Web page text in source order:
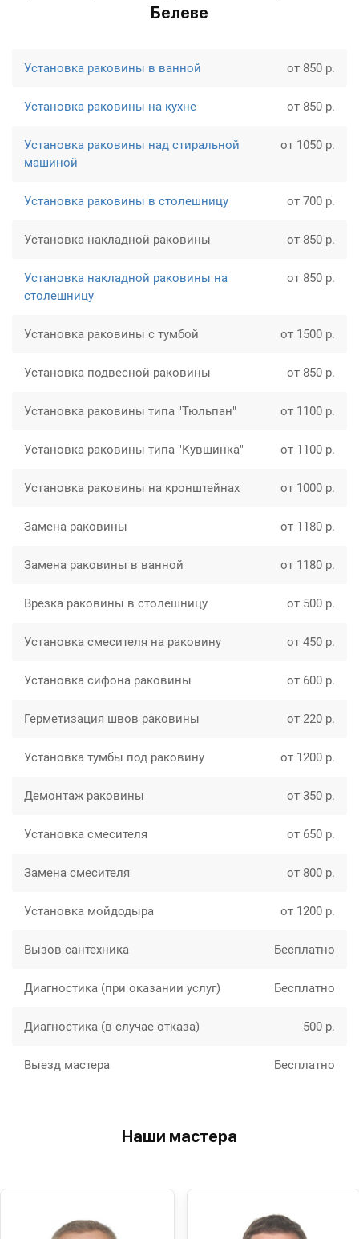
Белеве
Установка раковины в ванной от 850 р.
Установка раковины на кухне от 850 р.
Установка раковины над стиральной
машиной
от 1050 р.
Установка раковины в столешницу от 700 р.
Установка накладной раковины от 850 р.
Установка накладной раковины на
столешницу
от 850 р.
Установка раковины с тумбой от 1500 р.
Установка подвесной раковины от 850 р.
Установка раковины типа "Тюльпан" от 1100 р.
Установка раковины типа "Кувшинка" от 1100 р.
Установка раковины на кронштейнах от 1000 р.
Замена раковины от 1180 р.
Замена раковины в ванной от 1180 р.
Врезка раковины в столешницу от 500 р.
Установка смесителя на раковину от 450 р.
Установка сифона раковины от 600 р.
Герметизация швов раковины от 220 р.
Установка тумбы под раковину от 1200 р.
Демонтаж раковины от 350 р.
Установка смесителя от 650 р.
Замена смесителя от 800 р.
Установка мойдодыра от 1200 р.
Вызов сантехника Бесплатно
Диагностика (при оказании услуг) Бесплатно
Диагностика (в случае отказа) 500 р.
Выезд мастера Бесплатно
Наши мастера